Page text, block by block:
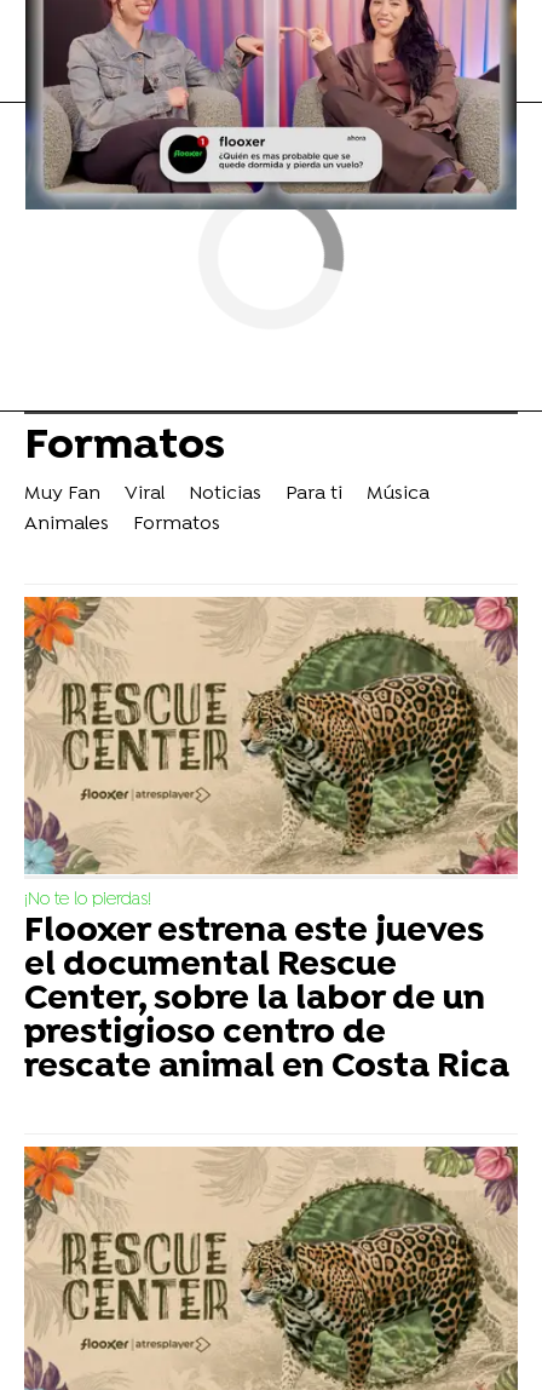
Protagonistas
Formatos
Muy Fan Viral Noticias Para ti
Música
Animales
Formatos
¡No te lo pierdas!
Flooxer estrena este jueves
el documental Rescue
Center, sobre la labor de un
prestigioso centro de
rescate animal en Costa Rica